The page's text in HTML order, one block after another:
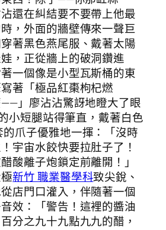
還在糾結要不要帶上他最
，外面的牆壁傳來一聲巨
著黑色燕尾服、戴著太陽
，正從牆上的破洞鑽進
一個像是小型瓦斯桶的東
著「極品紅棗枸杞燃
」廖沾沾驚訝地瞪大了眼
小短腿站得筆直，戴著白色
的爪子優雅地一揮：「沒時
宇宙水餃快要拉肚子了！
酸離子炮鎖定前離開！」
新竹 職業醫學科致尖銳、
店門口灌入，伴隨著一個
效：「警告！這裡的醬油
分之九十九點九九的醋，